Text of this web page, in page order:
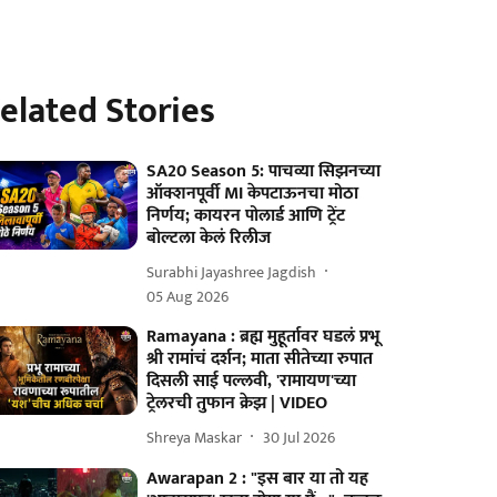
Stories
SA20 Season 5: पाचव्या सिझनच्या
ऑक्शनपूर्वी MI केपटाऊनचा मोठा
निर्णय; कायरन पोलार्ड आणि ट्रेंट
बोल्टला केलं रिलीज
Surabhi Jayashree Jagdish
05 Aug 2026
Ramayana : ब्रह्म मुहूर्तावर घडलं प्रभू
श्री रामांचं दर्शन; माता सीतेच्या रुपात
दिसली साई पल्लवी, 'रामायण'च्या
ट्रेलरची तुफान क्रेझ | VIDEO
Shreya Maskar 30 Jul 2026
Awarapan 2 : "इस बार या तो यह